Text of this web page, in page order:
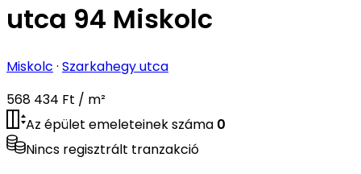
utca 94 Miskolc
Miskolc · Szarkahegy utca
568 434 Ft / m²
Az épület emeleteinek száma 0
Nincs regisztrált tranzakció